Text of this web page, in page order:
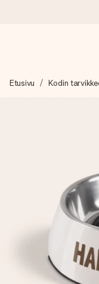
Valmistamme
Lahjamme
Reviewsissä.
Ilmainen
Tilaa tänään –
nopeammin kuin
Etusivu Kodin